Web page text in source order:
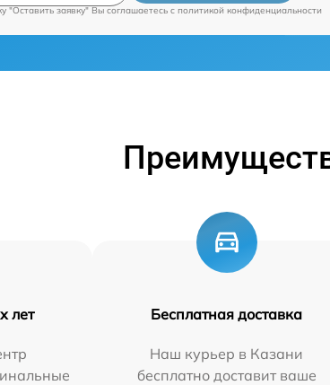
"Оставить заявку" Вы соглашаетесь c политикой конфиденциальности
лет Бесплатная доставка
Наш курьер в Казани
бесплатно доставит ваше